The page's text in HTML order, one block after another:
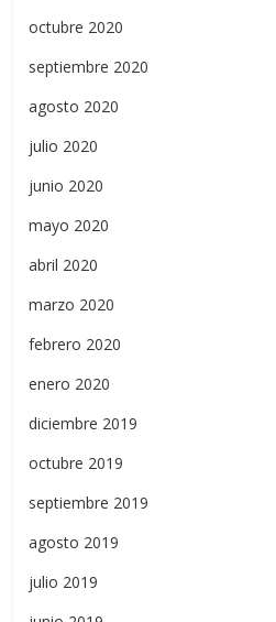
octubre 2020
septiembre 2020
agosto 2020
julio 2020
junio 2020
mayo 2020
abril 2020
marzo 2020
febrero 2020
enero 2020
diciembre 2019
octubre 2019
septiembre 2019
agosto 2019
julio 2019